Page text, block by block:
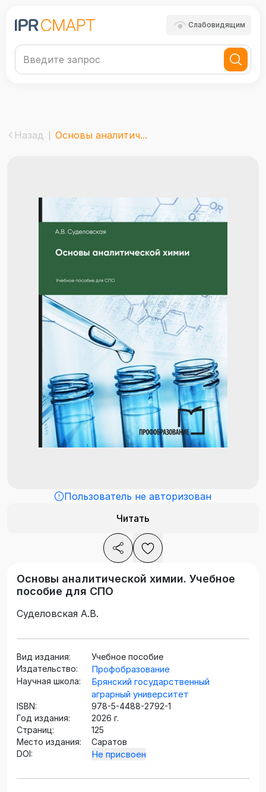
Слабовидящим
Назад Основы аналитич...
Пользователь не авторизован
Читать
Основы аналитической химии. Учебное
пособие для СПО
Суделовская А.В.
Вид издания:
Учебное пособие
Издательство:
Профобразование
Научная школа:
Брянский государственный
аграрный университет
ISBN:
978-5-4488-2792-1
Год издания:
2026 г.
Страниц:
125
Место издания:
Саратов
DOI:
Не присвоен